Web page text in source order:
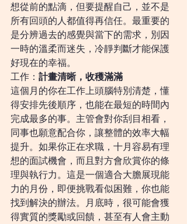
想從前的點滴，但要提醒自己，並不是
所有回頭的人都值得再信任。最重要的
是分辨過去的感覺與當下的需求，別因
一時的溫柔而迷失，冷靜判斷才能保護
好現在的幸福。
工作： 計畫清晰，收穫滿滿
這個月的你在工作上頭腦特別清楚，懂
得安排先後順序，也能在最短的時間內
完成最多的事。主管會對你刮目相看，
同事也願意配合你，讓整體的效率大幅
提升。如果你正在求職，十月容易有理
想的面試機會，而且對方會欣賞你的條
理與執行力。這是一個適合大膽展現能
力的月份，即便挑戰看似困難，你也能
找到解決的辦法。月底時，很可能會獲
得實質的獎勵或回饋，甚至有人會主動